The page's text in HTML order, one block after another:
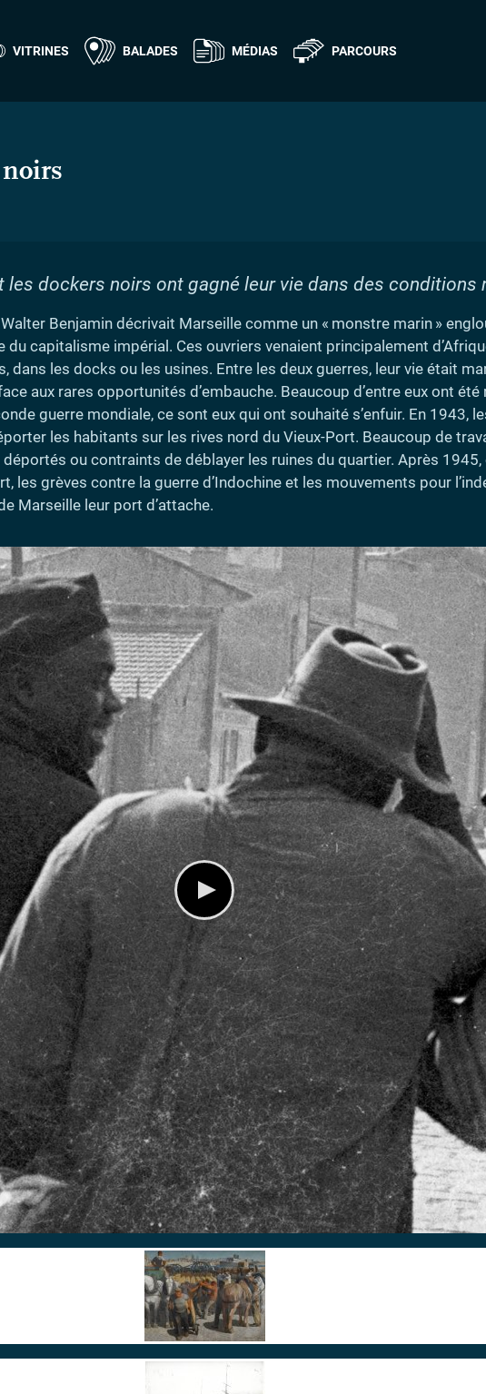
VITRINES BALADES MÉDIAS PARCOURS
les dockers noirs ont gagné leur vie dans des conditions
Benjamin décrivait Marseille comme un « monstre marin »
du capitalisme impérial. Ces ouvriers venaient principalement
dans les docks ou les usines. Entre les deux guerres, leur vie était
aux rares opportunités d’embauche. Beaucoup d’entre eux ont
guerre mondiale, ce sont eux qui ont souhaité s’enfuir. En 1943,
les habitants sur les rives nord du Vieux-Port. Beaucoup de
ou contraints de déblayer les ruines du quartier. Après
les grèves contre la guerre d’Indochine et les mouvements pour
Marseille leur port d’attache.